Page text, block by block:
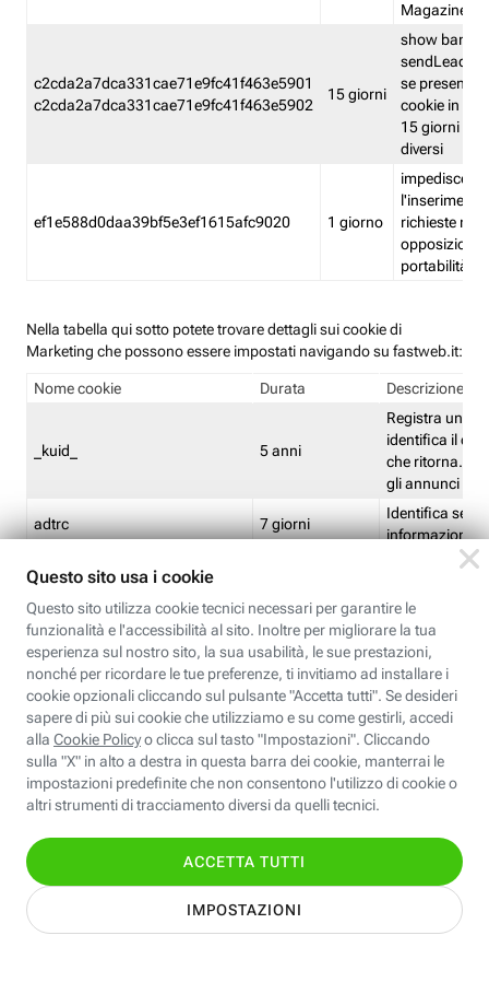
Magazine
c2cda2a7dca331cae71e9fc41f463e5901
c2cda2a7dca331cae71e9fc41f463e5902
15 giorni
show banner
sendLead
se presenti
cookie in un
15 giorni e
diversi
ef1e588d0daa39bf5e3ef1615afc9020 1 giorno
impedisce
l'inserimento
richieste
opposizione
portabilità
Nella tabella qui sotto potete trovare dettagli sui cookie di
Marketing che possono essere impostati navigando su fastweb.it:
Nome cookie Durata Descrizione
_kuid_ 5 anni
Registra un ID
identifica il
che ritorna.
gli annunci
adtrc 7 giorni
Identifica se
informazioni
CFFC<TagID>
Limite di
CM 1 giorno
Identifica se
ricontrollare
corrispondenti
(impostata da
CM14 14 giorni
Identifica se
ricontrollare
corrispondenti
(impostata da
pagine
EBFC<BannerID> 7 giorni
Identifica la
banner
Identifica la